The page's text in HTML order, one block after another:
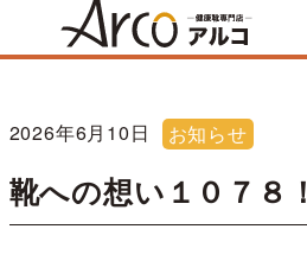
2026年6月10日 お知らせ
靴への想い１０７８！